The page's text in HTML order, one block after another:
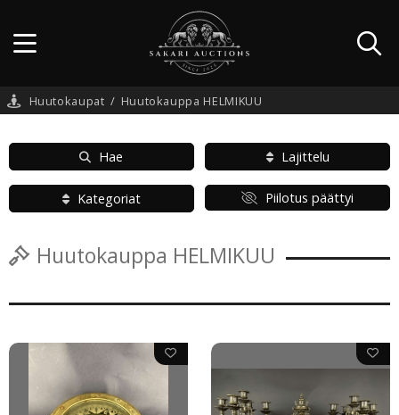
Huutokaupat / Huutokauppa HELMIKUU
Hae Lajittelu
Kategoriat Piilotus päättyi
Huutokauppa HELMIKUU